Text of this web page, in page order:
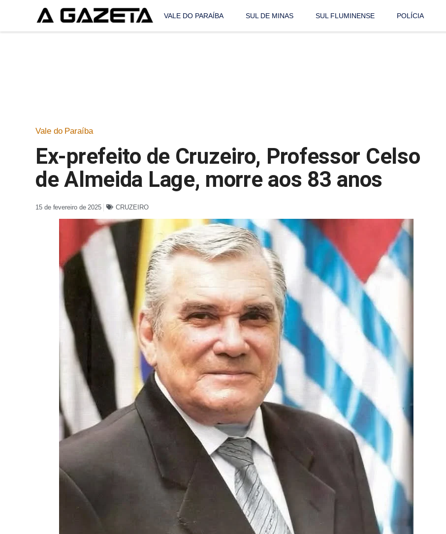
VALE DO PARAÍBA SUL DE MINAS SUL FLUMINENSE POLÍCIA
Vale do Paraíba
Ex-prefeito de Cruzeiro, Professor Celso
de Almeida Lage, morre aos 83 anos
15 de fevereiro de 2025 CRUZEIRO